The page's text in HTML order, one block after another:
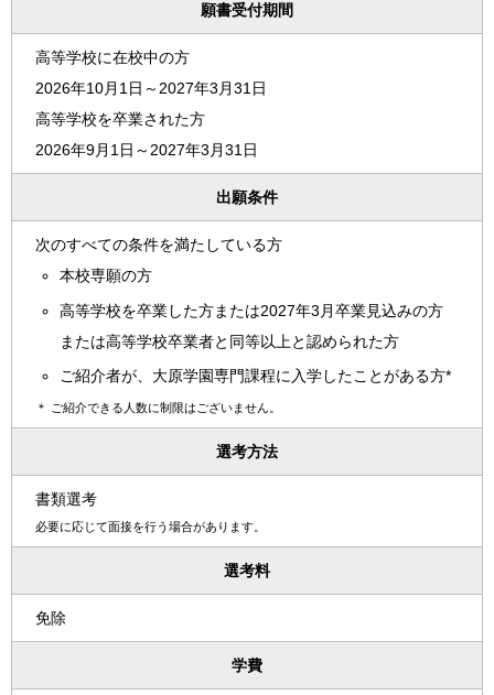
願書受付期間
高等学校に在校中の方
2026年10月1日～2027年3月31日
高等学校を卒業された方
2026年9月1日～2027年3月31日
出願条件
次のすべての条件を満たしている方
本校専願の方
高等学校を卒業した方または2027年3月卒業見込みの方
または高等学校卒業者と同等以上と認められた方
ご紹介者が、大原学園専門課程に入学したことがある方*
＊ ご紹介できる人数に制限はございません。
選考方法
書類選考
必要に応じて面接を行う場合があります。
選考料
免除
学費